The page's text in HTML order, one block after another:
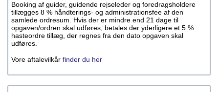
Booking af guider, guidende rejseleder og foredragsholdere
tillægges 8 % håndterings- og administrationsfee af den
samlede ordresum. Hvis der er mindre end 21 dage til
opgaven/ordren skal udføres, betales der yderligere et 5 %
hasteordre tillæg, der regnes fra den dato opgaven skal
udføres.
Vore aftalevilkår finder du her